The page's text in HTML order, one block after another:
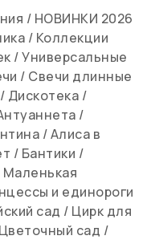
/ НОВИНКИ 2026
/ Коллекции
/Универсальные
/ Свечи длинные
/ Дискотека /
/
/Алиса в
/ Бантики /
Маленькая
и единороги
сад / Цирк для
Цветочный сад /